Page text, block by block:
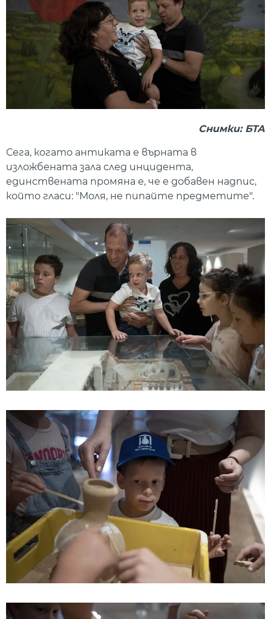
Снимки: БТА
Сега, когато антиката е върната в
изложбената зала след инцидента,
единствената промяна е, че е добавен надпис,
който гласи: "Моля, не пипайте предметите".